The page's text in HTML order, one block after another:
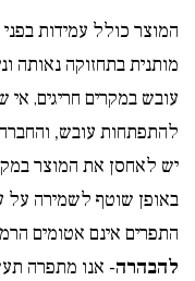
המוצר כולל עמידות בפני
מותנית בתחזוקה נאותה
עובש במקרים חריגים, אי
להתפתחות עובש,
יש לאחסן את המוצר
באופן שוטף לשמירה על
התפרים אינם אטומים
להבהרה